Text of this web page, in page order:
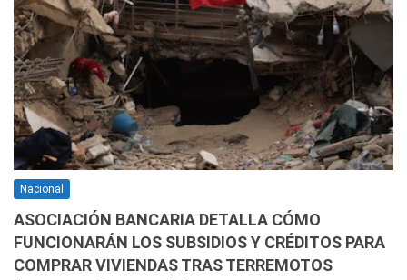
Nacional
ASOCIACIÓN BANCARIA DETALLA CÓMO
FUNCIONARÁN LOS SUBSIDIOS Y CRÉDITOS PARA
COMPRAR VIVIENDAS TRAS TERREMOTOS